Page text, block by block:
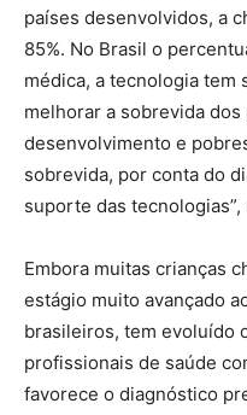
países desenvolvidos, a
85%. No Brasil o
médica, a tecnologia tem
melhorar a sobrevida dos
desenvolvimento e
sobrevida, por conta do
suporte das tecnologias”,
Embora muitas crianças
estágio muito avançado
brasileiros, tem evoluído
profissionais de saúde
favorece o diagnóstico